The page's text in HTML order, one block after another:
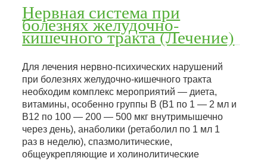
Нервная система при
болезнях желудочно-
кишечного тракта (Лечение)
Для лечения нервно-психических нарушений
при болезнях желудочно-кишечного тракта
необходим комплекс мероприятий — диета,
витамины, особенно группы В (В1 по 1 — 2 мл и
В12 по 100 — 200 — 500 мкг внутримышечно
через день), анаболики (ретаболил по 1 мл 1
раз в неделю), спазмолитические,
общеукрепляющие и холинолитические